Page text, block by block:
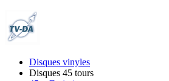
Disques vinyles
Disques 45 tours